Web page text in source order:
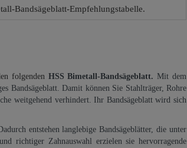
Bandsägeblatt-Empfehlungstabelle.
folgenden HSS Bimetall-Bandsägeblatt. Mit dem
Bandsägeblatt. Damit können Sie Stahlträger, Rohre
weitgehend verhindert. Ihr Bandsägeblatt wird sich
entstehen langlebige Bandsägeblätter, die unter
richtiger Zahnauswahl erzielen sie hervorragende